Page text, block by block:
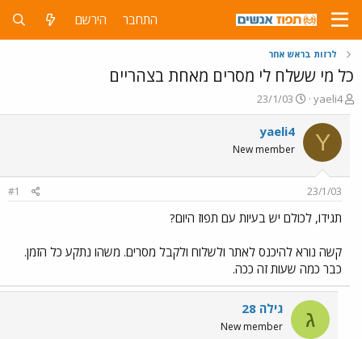
התחבר הירשם
לרזות בראש אחר
כל מי ששלח לי מסרים מאחת בצהריים
פ
ו
ת
ח
ה
ש
א
yaeli4
פ
ו
ר
ם
ר
23/1/03
Y
yaeli4
New member
23/1/03
#1
תגידו, לכולם יש בעיות עם תפוז היום?
קשה נורא להיכנס לאתר ולשלוח ולקבל מסרים. משהו נתקע כל הזמן.
כבר כמה שעות זה ככה.
ג גילה 28
New member